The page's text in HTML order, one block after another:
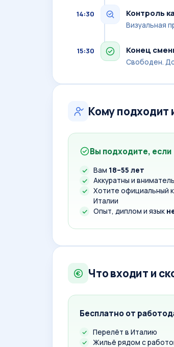
14:30 Контроль
Визуальная
15:30 Конец
Свободен.
Кому подходит
Вы подходите, если
Вам 18–55 лет
Аккуратны и
Хотите официальный
Италии
Опыт, диплом и язык
Что входит и
Бесплатно от
Перелёт в Италию
Жильё рядом с